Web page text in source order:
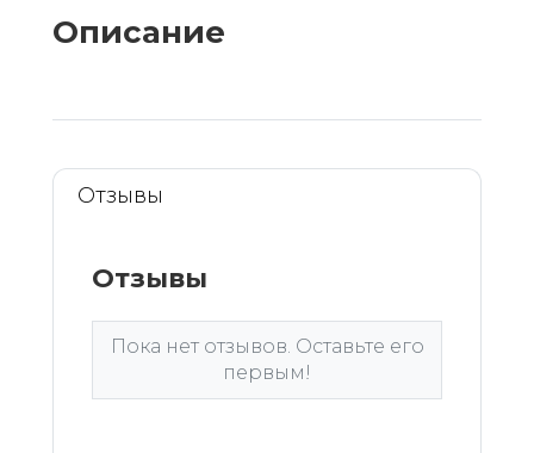
Описание
Отзывы
Отзывы
Пока нет отзывов. Оставьте его
первым!